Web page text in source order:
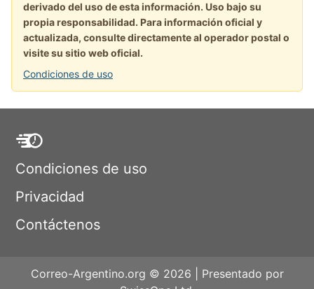
derivado del uso de esta información. Uso bajo su
propia responsabilidad. Para información oficial y
actualizada, consulte directamente al operador postal o
visite su sitio web oficial.
Condiciones de uso
Condiciones de uso
Privacidad
Contáctenos
Correo-Argentino.org © 2026 | Presentado por